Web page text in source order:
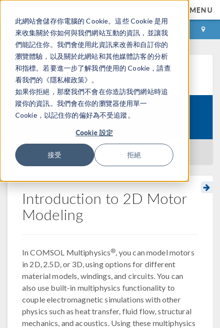
此網站會儲存你電腦的 Cookie。這些 Cookie 是用
來收集關於你如何與我們網站互動的資訊，並讓我
們能記住你。我們會使用此資訊來改善和自訂你的
瀏覽體驗，以及關於此網站和其他媒體訪客的分析
和指標。若要進一步了解我們使用的 Cookie，請查
看我們的《隱私權政策》。
如果你拒絕，那麼我們不會在你造訪我們網站時追
蹤你的資訊。我們會在你的瀏覽器使用單一
Cookie，以記住你的偏好為不受追蹤。
Cookie 設定
接受 拒絕
MENU
登录 咨询与购买
学习中心
Course:
Modeling Electric Motors with
返回学习中心
Introduction to 2D Motor
Modeling
In COMSOL Multiphysics®, you can model motors
in 2D, 2.5D, or 3D, using options for different
material models, windings, and circuits. You can
also use built-in multiphysics functionality to
couple electromagnetic simulations with other
physics such as heat transfer, fluid flow, structural
mechanics, and acoustics. Using these multiphysics